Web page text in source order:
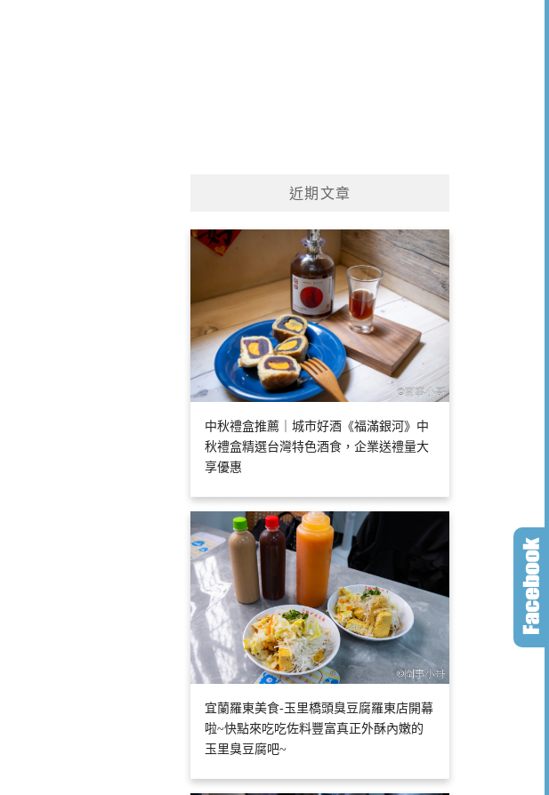
近期文章
中秋禮盒推薦｜城市好酒《福滿銀河》中
秋禮盒精選台灣特色酒食，企業送禮量大
享優惠
宜蘭羅東美食-玉里橋頭臭豆腐羅東店開幕
啦~快點來吃吃佐料豐富真正外酥內嫩的
玉里臭豆腐吧~